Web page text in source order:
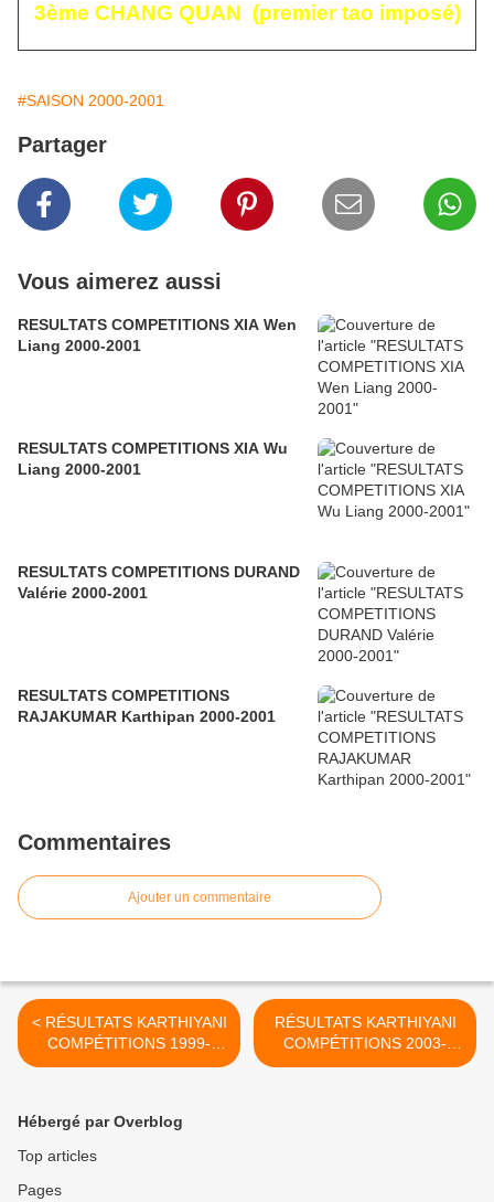
3ème CHANG QUAN (premier tao imposé)
#SAISON 2000-2001
Partager
Vous aimerez aussi
RESULTATS COMPETITIONS XIA Wen
Liang 2000-2001
RESULTATS COMPETITIONS XIA Wu
Liang 2000-2001
RESULTATS COMPETITIONS DURAND
Valérie 2000-2001
RESULTATS COMPETITIONS
RAJAKUMAR Karthipan 2000-2001
Commentaires
Ajouter un commentaire
< RÉSULTATS KARTHIYANI
COMPÉTITIONS 1999-
2000
RÉSULTATS KARTHIYANI
COMPÉTITIONS 2003-
2004 >
Hébergé par Overblog
Top articles
Pages